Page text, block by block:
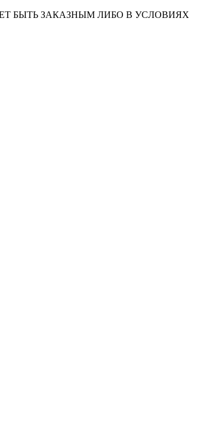
БЫТЬ ЗАКАЗНЫМ ЛИБО В УСЛОВИЯХ